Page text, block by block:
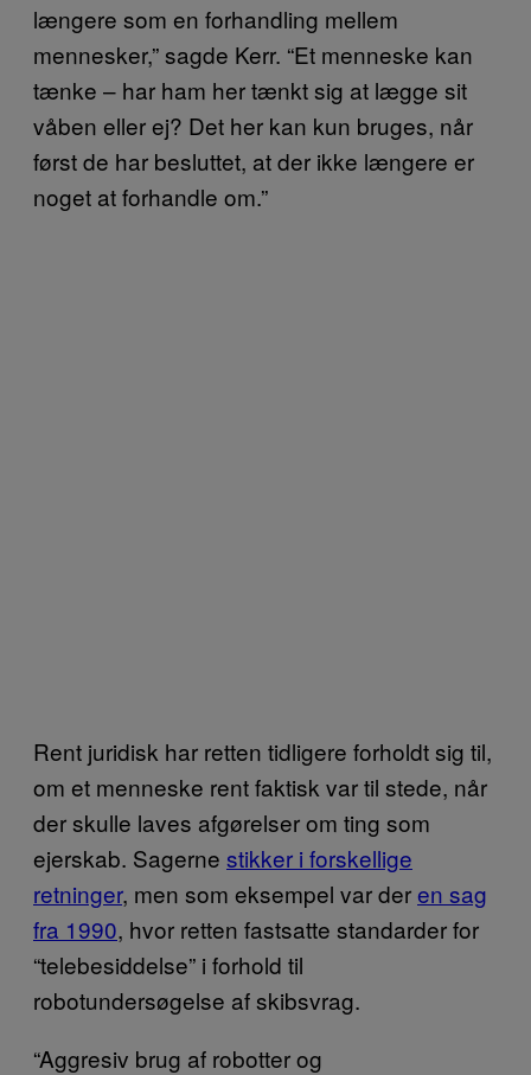
længere som en forhandling mellem
mennesker,” sagde Kerr. “Et menneske kan
tænke – har ham her tænkt sig at lægge sit
våben eller ej? Det her kan kun bruges, når
først de har besluttet, at der ikke længere er
noget at forhandle om.”
Rent juridisk har retten tidligere forholdt sig til,
om et menneske rent faktisk var til stede, når
der skulle laves afgørelser om ting som
ejerskab. Sagerne stikker i forskellige
retninger, men som eksempel var deren sag
fra 1990, hvor retten fastsatte standarder for
“telebesiddelse” i forhold til
robotundersøgelse af skibsvrag.
“Aggresiv brug af robotter og